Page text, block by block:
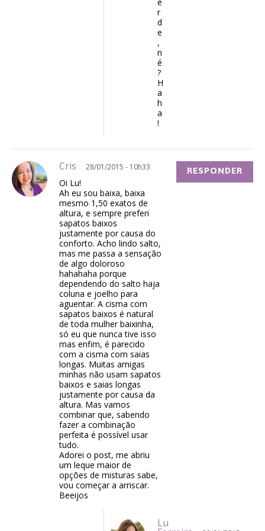
r
d
e
,
n
é
?
H
a
h
a
!
Cris 28/01/2015 - 10h33
Oi Lu!
Ah eu sou baixa, baixa
mesmo 1,50 exatos de
altura, e sempre preferi
sapatos baixos
justamente por causa do
conforto. Acho lindo salto,
mas me passa a sensação
de algo doloroso
hahahaha porque
dependendo do salto haja
coluna e joelho para
aguentar. A cisma com
sapatos baixos é natural
de toda mulher baixinha,
só eu que nunca tive isso
mas enfim, é parecido
com a cisma com saias
longas. Muitas amigas
minhas não usam sapatos
baixos e saias longas
justamente por causa da
altura. Mas vamos
combinar que, sabendo
fazer a combinação
perfeita é possível usar
tudo.
Adorei o post, me abriu
um leque maior de
opções de misturas sabe,
vou começar a arriscar.
Beeijos
RESPONDER
Lu